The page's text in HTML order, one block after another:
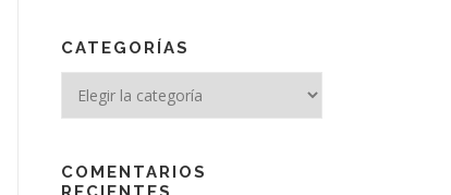
CATEGORÍAS
COMENTARIOS